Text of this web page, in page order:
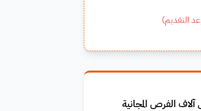
التقديم)
الفرص المجانية